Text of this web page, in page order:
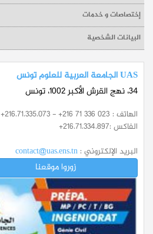
إختصاصات و خدمات
البيانات الشخصية
UAS الجامعة العربية للعلوم تونس
34، نهج القرش الأكبر 1002، تونس
الهاتف : +216.71.335.073 - +216 71 336 023
الفاكس :+216.71.334.897
البريد الإلكتروني : contact@uas.ens.tn
زوروا موقعنا